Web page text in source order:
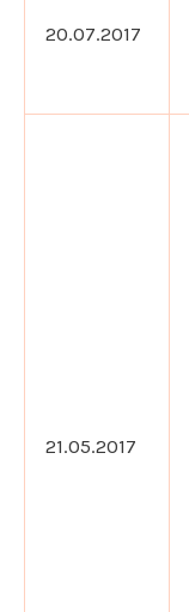
20.07.2017
21.05.2017